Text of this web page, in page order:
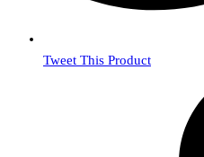
Tweet This Product